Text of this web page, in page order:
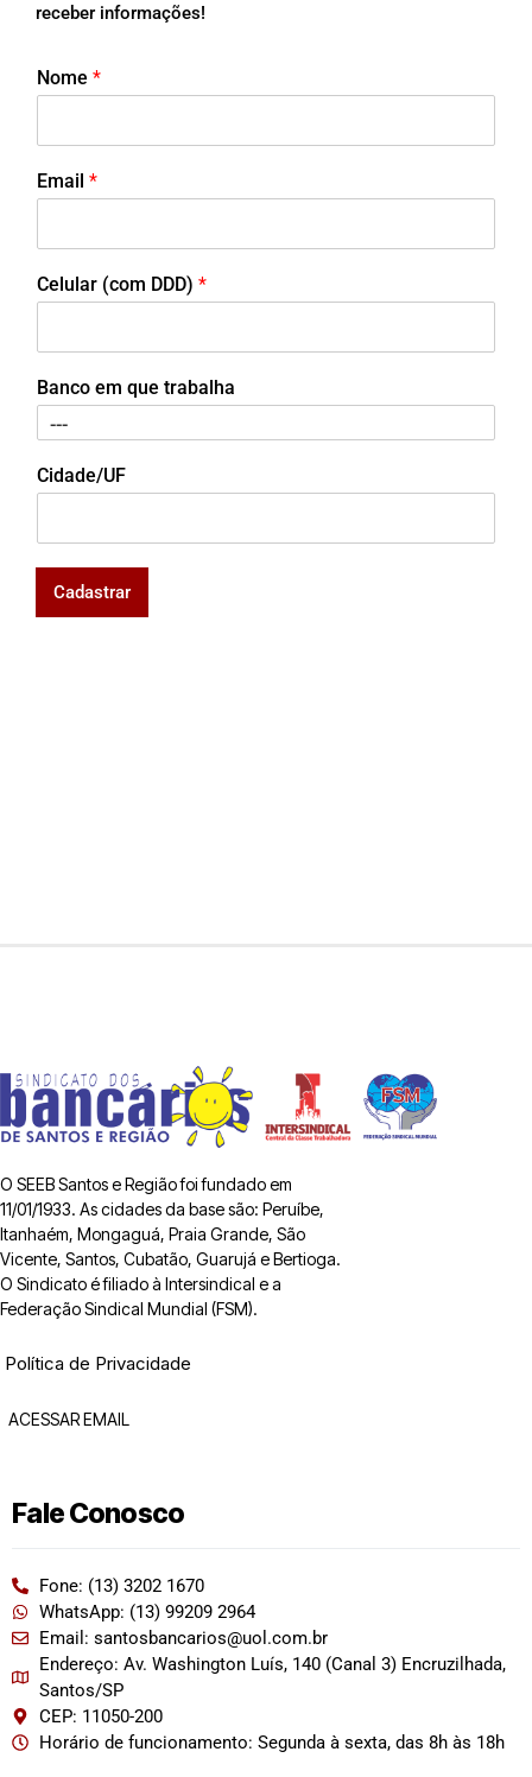
receber informações!
Nome *
Email *
Celular (com DDD) *
Banco em que trabalha
Cidade/UF
Cadastrar
O SEEB Santos e Região foi fundado em
11/01/1933. As cidades da base são: Peruíbe,
Itanhaém, Mongaguá, Praia Grande, São
Vicente, Santos, Cubatão, Guarujá e Bertioga.
O Sindicato é filiado à Intersindical e a
Federação Sindical Mundial (FSM).
Política de Privacidade
ACESSAR EMAIL
Fale Conosco
Fone: (13) 3202 1670
WhatsApp: (13) 99209 2964
Email: santosbancarios@uol.com.br
Endereço: Av. Washington Luís, 140 (Canal 3) Encruzilhada,
Santos/SP
CEP: 11050-200
Horário de funcionamento: Segunda à sexta, das 8h às 18h